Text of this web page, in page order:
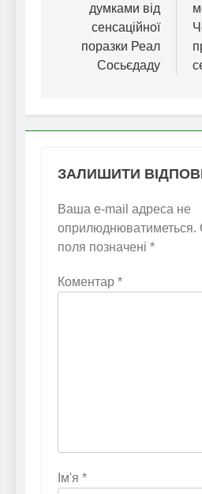
думками від
сенсаційної
поразки Реал
Сосьєдаду
ЗАЛИШИТИ
Ваша e-mail адреса не
оприлюднюватиметься.
поля позначені *
Коментар *
Ім'я *